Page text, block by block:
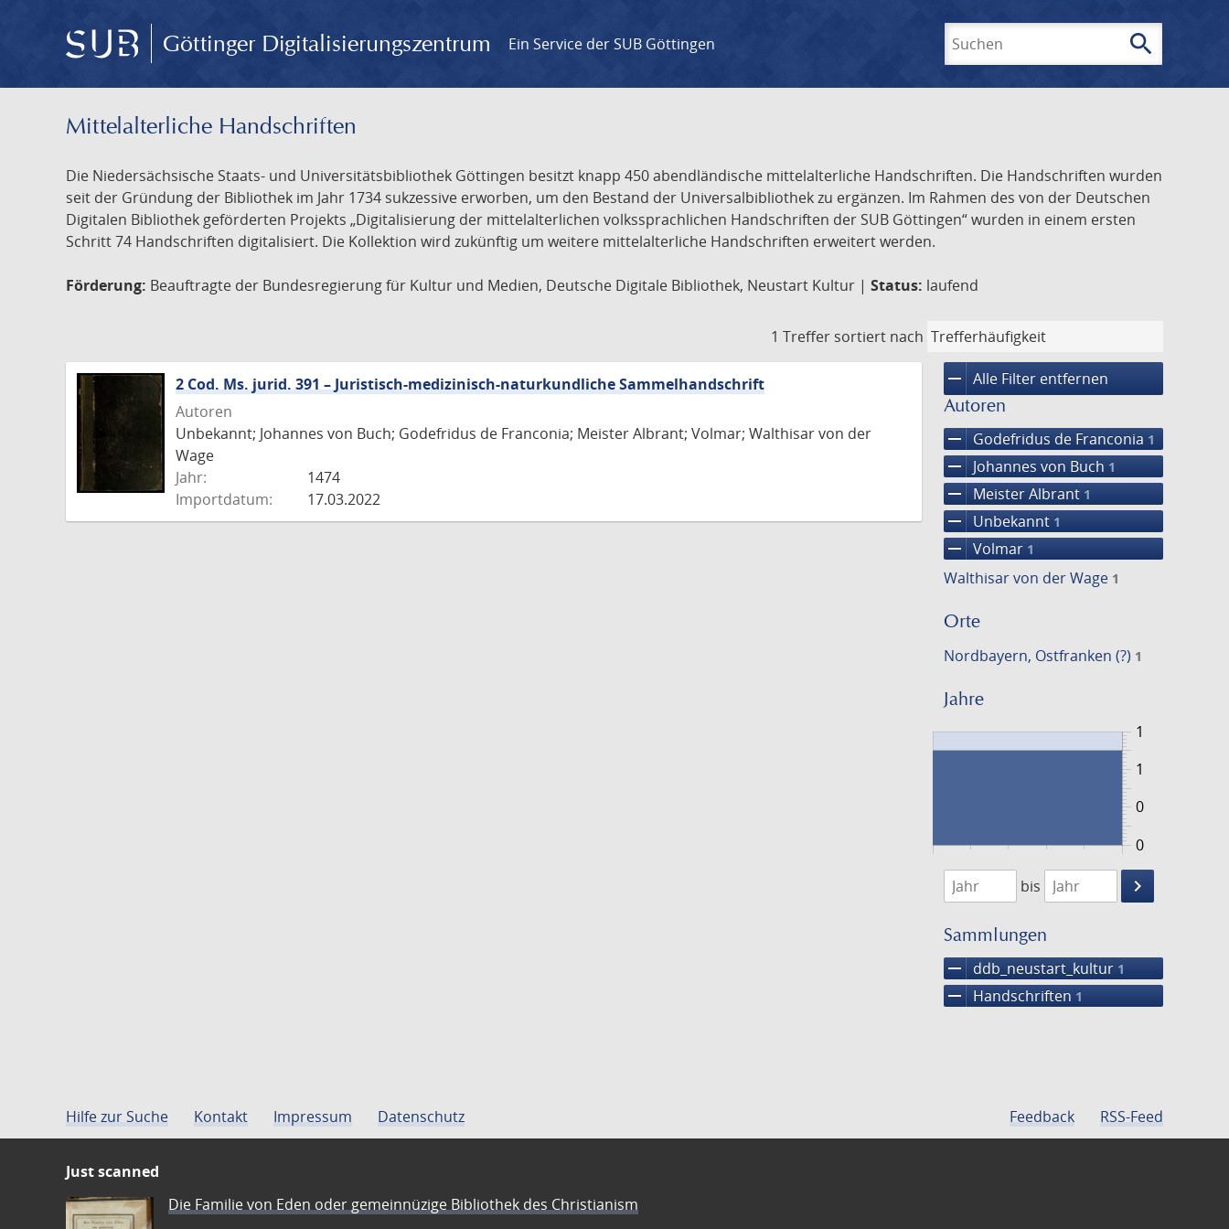
Göttinger Digitalisierungszentrum Ein Service der SUB Göttingen search
Mittelalterliche Handschriften
Die Niedersächsische Staats- und Universitätsbibliothek Göttingen besitzt knapp 450 abendländische mittelalterliche Handschriften. Die Handschriften wurden
seit der Gründung der Bibliothek im Jahr 1734 sukzessive erworben, um den Bestand der Universalbibliothek zu ergänzen. Im Rahmen des von der Deutschen
Digitalen Bibliothek geförderten Projekts „Digitalisierung der mittelalterlichen volkssprachlichen Handschriften der SUB Göttingen“ wurden in einem ersten
Schritt 74 Handschriften digitalisiert. Die Kollektion wird zukünftig um weitere mittelalterliche Handschriften erweitert werden.
Förderung: Beauftragte der Bundesregierung für Kultur und Medien, Deutsche Digitale Bibliothek, Neustart Kultur | Status: laufend
1 Treffer sortiert nach
remove Alle Filter entfernen
Autoren
remove Godefridus de Franconia 1
remove Johannes von Buch 1
remove Meister Albrant 1
remove Unbekannt 1
remove Volmar 1
Walthisar von der Wage 1
Orte
Nordbayern, Ostfranken (?) 1
Jahre
0
1
0
1
1474
1475
bis
keyboard_arrow_right
Suche
Sammlungen
remove ddb_neustart_kultur 1
remove Handschriften 1
2 Cod. Ms. jurid. 391 – Juristisch-medizinisch-naturkundliche Sammelhandschrift
Autoren
Unbekannt; Johannes von Buch; Godefridus de Franconia; Meister Albrant; Volmar; Walthisar von der
Wage
Jahr:
1474
Importdatum:
17.03.2022
Hilfe zur Suche Kontakt Impressum Datenschutz Feedback RSS-Feed
Just scanned
Die Familie von Eden oder gemeinnüzige Bibliothek des Christianism